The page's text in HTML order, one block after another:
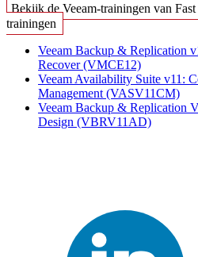
Bekijk de Veeam-trainingen van
trainingen
Veeam Backup & Replication
Recover(VMCE12)
Veeam Availability Suite v11:
Management (VASV11CM)
Veeam Backup & Replication
Design (VBRV11AD)